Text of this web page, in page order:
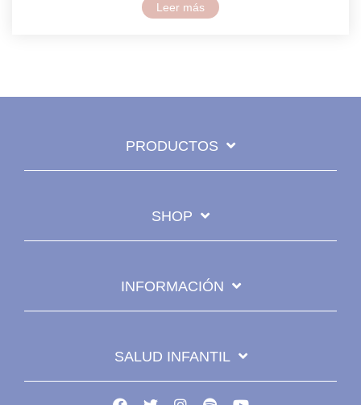
Leer más
PRODUCTOS
SHOP
INFORMACIÓN
SALUD INFANTIL